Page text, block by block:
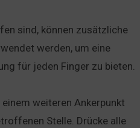
sind, können zusätzliche
werden, um eine
für jeden Finger zu bieten.
weiteren Ankerpunkt
Stelle. Drücke alle